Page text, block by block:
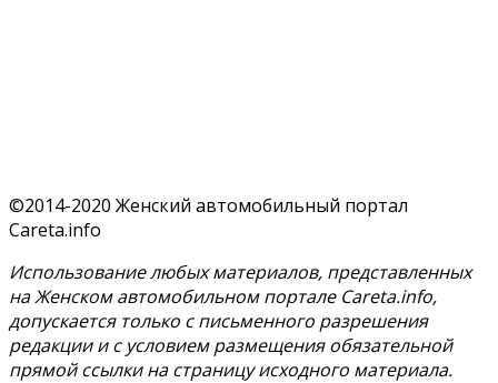
©2014-2020 Женский автомобильный портал
Careta.info
Использование любых материалов, представленных
на Женском автомобильном портале Careta.info,
допускается только с письменного разрешения
редакции и с условием размещения обязательной
прямой ссылки на страницу исходного материала.